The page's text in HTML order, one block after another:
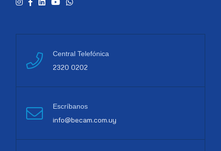
Central Telefónica
2320 0202
Escríbanos
info@becam.com.uy